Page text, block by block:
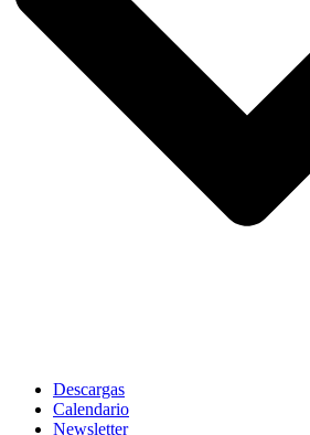
Descargas
Calendario
Newsletter